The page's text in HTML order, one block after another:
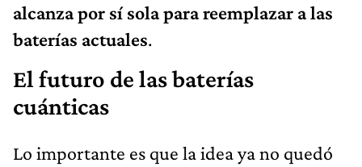
alcanza por sí sola para reemplazar a las
baterías actuales.
El futuro de las baterías
cuánticas
Lo importante es que la idea ya no quedó